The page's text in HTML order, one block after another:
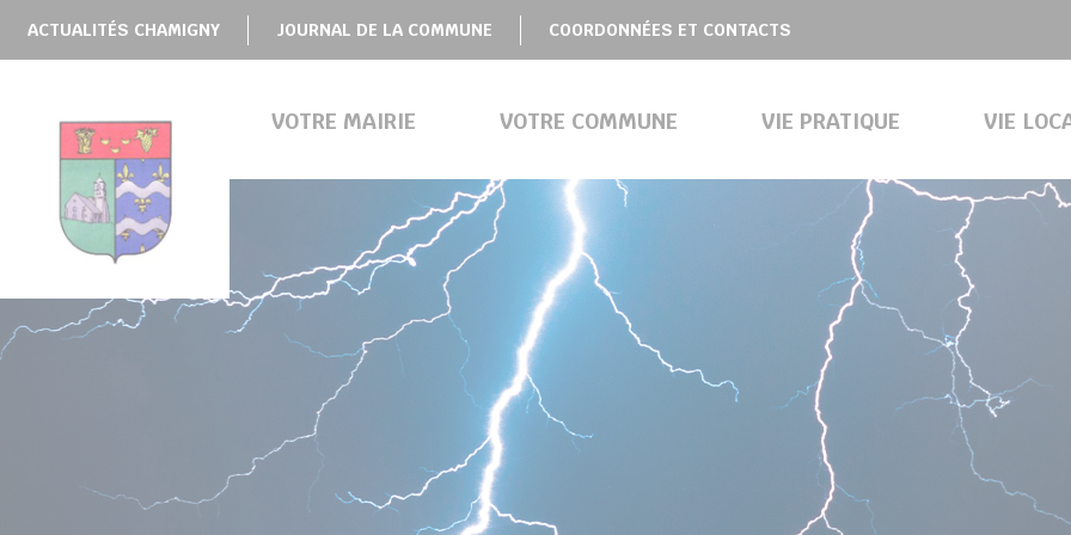
( VOTRE MAIRIE )
( VOTRE COMMUNE )
( VIE PRATIQUE )
ACTUALITÉS CHAMIGNY JOURNAL DE LA COMMUNE COORDONNÉES ET CONTACTS
VOTRE MAIRIE VOTRE COMMUNE VIE PRATIQUE VIE
Panneau de gestion des cookies